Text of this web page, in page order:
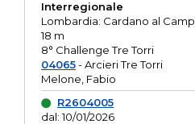
Interregionale
Lombardia: Cardano al
18 m
8° Challenge Tre Torri
04065- Arcieri Tre Torri
Melone, Fabio
R2604005
dal: 10/01/2026